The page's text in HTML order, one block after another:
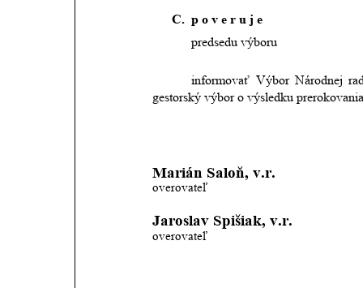
C. p o v e r u j e
predsedu výboru
            informovať
Výbor Národnej
gestorský výbor o výsledku
Marián Saloň, v.r.
overovateľ
Jaroslav Spišiak, v.r.
overovateľ